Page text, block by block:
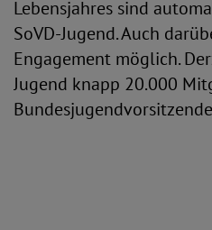
Lebensjahres sind
SoVD-Jugend. Auch
Engagement möglich.
Jugend knapp 20.000